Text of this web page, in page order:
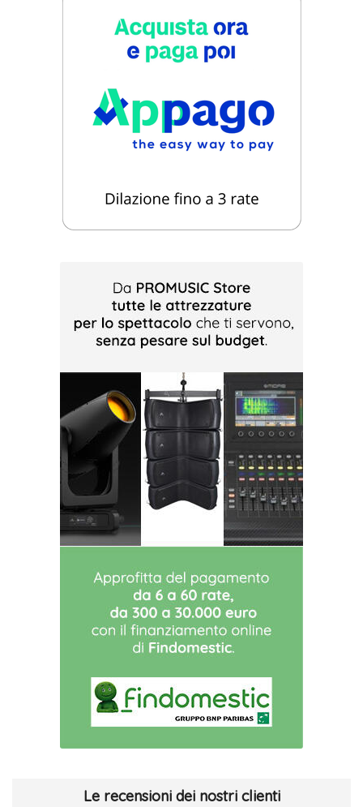
Le recensioni dei nostri clienti